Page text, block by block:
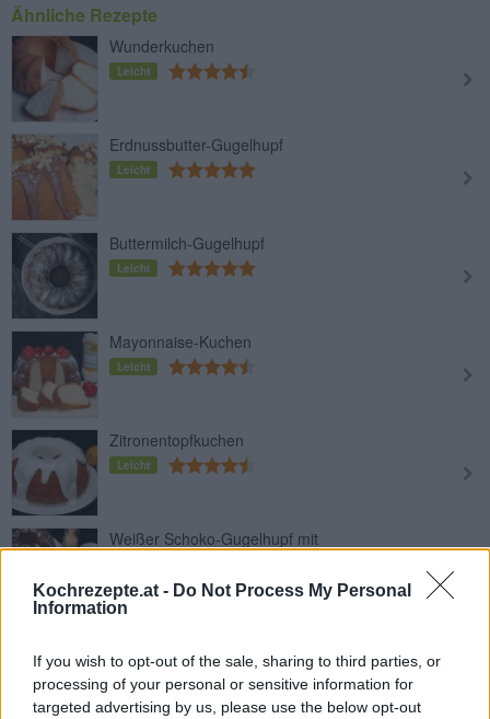
Kochrezepte.at - Do Not Process My Personal
Information
If you wish to opt-out of the sale, sharing to third parties, or
processing of your personal or sensitive information for
targeted advertising by us, please use the below opt-out
Ähnliche Rezepte
Wunderkuchen
Leicht
Erdnussbutter-Gugelhupf
Leicht
Buttermilch-Gugelhupf
Leicht
Mayonnaise-Kuchen
Leicht
Zitronentopfkuchen
Leicht
Weißer Schoko-Gugelhupf mit
Leicht
Leicht